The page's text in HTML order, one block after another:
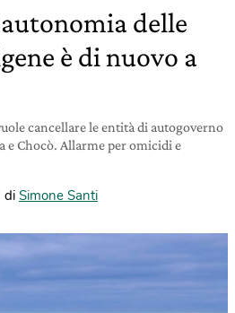
delle
è di nuovo a
cancellare le entità di autogoverno
e Chocò. Allarme per omicidi e
di Simone Santi